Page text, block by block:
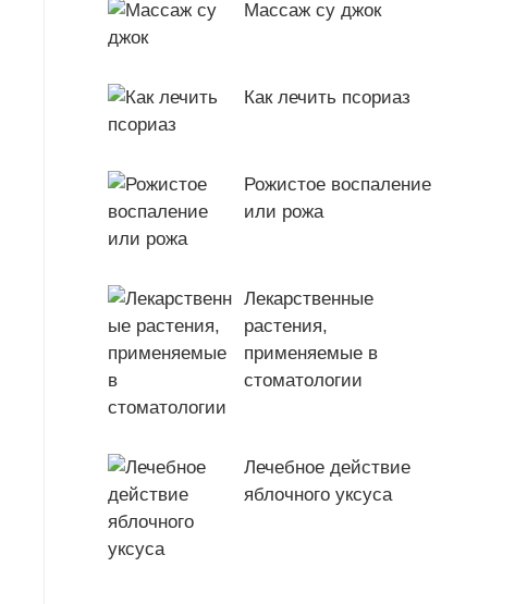
Массаж су джок
Как лечить псориаз
Рожистое воспаление
или рожа
Лекарственные
растения,
применяемые в
стоматологии
Лечебное действие
яблочного уксуса